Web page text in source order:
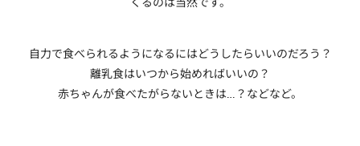
自力で食べられるようになるにはどうしたらいいのだろう？
離乳食はいつから始めればいいの？
赤ちゃんが食べたがらないときは…？などなど。